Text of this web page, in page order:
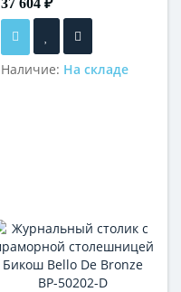
37 604 ₽
Наличие: На складе